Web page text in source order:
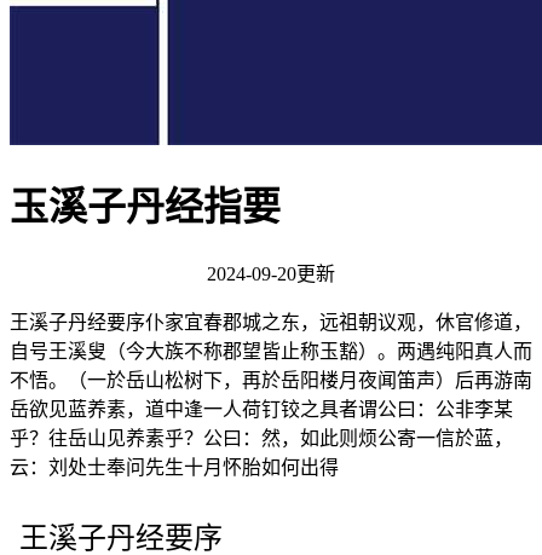
玉溪子丹经指要
2024-09-20更新
王溪子丹经要序仆家宜春郡城之东，远祖朝议观，休官修道，
自号王溪叟（今大族不称郡望皆止称玉豁）。两遇纯阳真人而
不悟。（一於岳山松树下，再於岳阳楼月夜闻笛声）后再游南
岳欲见蓝养素，道中逢一人荷钉铰之具者谓公曰：公非李某
乎？往岳山见养素乎？公曰：然，如此则烦公寄一信於蓝，
云：刘处士奉问先生十月怀胎如何出得
王溪子丹经要序